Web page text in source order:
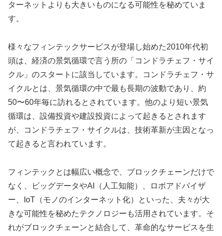
ターネットよりも大きいものになる可能性を秘めていま
す。
様々なフィンテックサービスが登場し始めた2010年代初
頭は、経済の景気循環で言う所の「コンドラチェフ・サイ
クル」のスタートに該当しています。コンドラチェフ・サ
イクルとは、景気循環の中で最も長期の波動であり、約
50〜60年毎に訪れるとされています。他のより短い景気
循環は、設備投資や建設投資によって起きるとされます
が、コンドラチェフ・サイクルは、技術革新が主因となっ
て起きると言われています。
フィンテックとは幅広い概念で、ブロックチェーンだけで
なく、ビッグデータやAI（人工知能）、ロボアドバイザ
ー、IoT（モノのインターネット化）といった、夫々が大
きな可能性を秘めたテクノロジーも活用されています。そ
れがブロックチェーンと結合して、革命的なサービスを生